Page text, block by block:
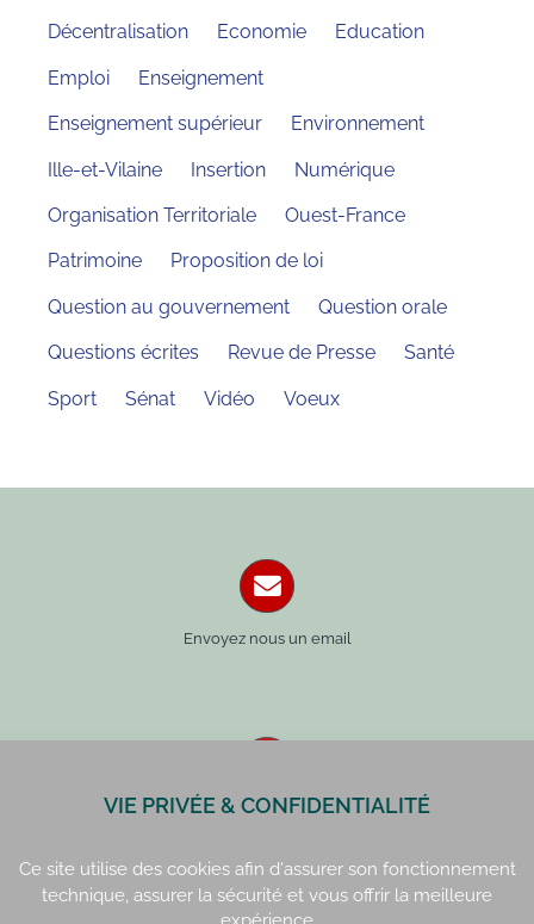
Décentralisation Economie Education
Emploi Enseignement
Enseignement supérieur Environnement
Ille-et-Vilaine Insertion Numérique
Organisation Territoriale Ouest-France
Patrimoine Proposition de loi
Question au gouvernement Question orale
Questions écrites Revue de Presse Santé
Sport Sénat Vidéo Voeux
Envoyez nous un email
Paris : 01 42 34 14 59
VIE PRIVÉE & CONFIDENTIALITÉ
Ce site utilise des cookies afin d'assurer son fonctionnement
technique, assurer la sécurité et vous offrir la meilleure